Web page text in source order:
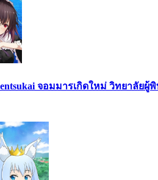
จอมมารเกิดใหม่ วิทยาลัยผู้